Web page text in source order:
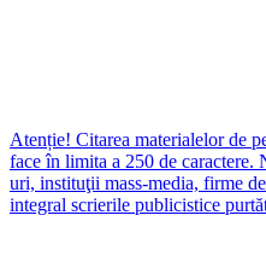
Atenție! Citarea materialelor de
face în limita a 250 de caractere.
uri, instituţii mass-media, firme
integral scrierile publicistice